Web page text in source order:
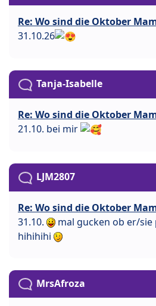
Re: Wo sind die Oktober
31.10.26
Tanja-Isabelle
Re: Wo sind die Oktober
21.10. bei mir
LJM2807
Re: Wo sind die Oktober
31.10.
mal gucken ob er/
hihihihi
MrsAfroza